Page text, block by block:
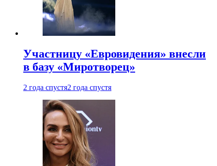
Участницу «Евровидения» внесли
в базу «Миротворец»
2 года спустя2 года спустя